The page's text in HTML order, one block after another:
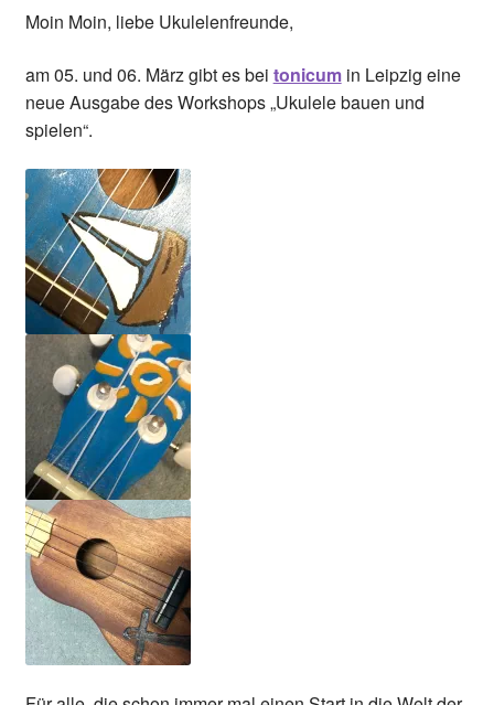
Moin Moin, liebe Ukulelenfreunde,
am 05. und 06. März gibt es bei tonicumin Leipzig eine
neue Ausgabe des Workshops „Ukulele bauen und
spielen“.